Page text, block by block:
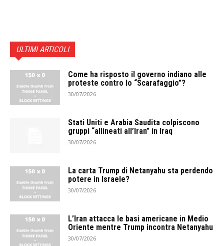
ULTIMI ARTICOLI
Come ha risposto il governo indiano alle
proteste contro lo “Scarafaggio”?
30/07/2026
Stati Uniti e Arabia Saudita colpiscono
gruppi “allineati all’Iran” in Iraq
30/07/2026
La carta Trump di Netanyahu sta perdendo
potere in Israele?
30/07/2026
L’Iran attacca le basi americane in Medio
Oriente mentre Trump incontra Netanyahu
30/07/2026